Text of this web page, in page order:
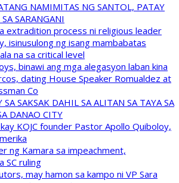
NAMIMITAS NG SANTOL, PATAY
SARANGANI
extradition process ni religious leader
isinusulong ng isang mambabatas
na sa critical level
binawi ang mga alegasyon laban kina
dating House Speaker Romualdez at
Co
SA SAKSAK DAHIL SA ALITAN SA TAYA SA
DANAO CITY
KOJC founder Pastor Apollo Quiboloy,
ng Kamara sa impeachment,
SC ruling
may hamon sa kampo ni VP Sara